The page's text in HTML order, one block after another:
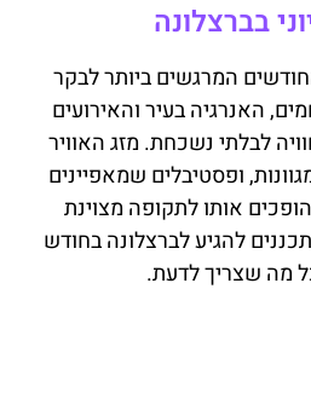
בברצלונה
המרגשים ביותר לבקר
האנרגיה בעיר והאירועים
לבלתי נשכחת. מזג האוויר
ופסטיבלים שמאפיינים
אותו לתקופה מצוינת
להגיע לברצלונה בחודש
מה שצריך לדעת.